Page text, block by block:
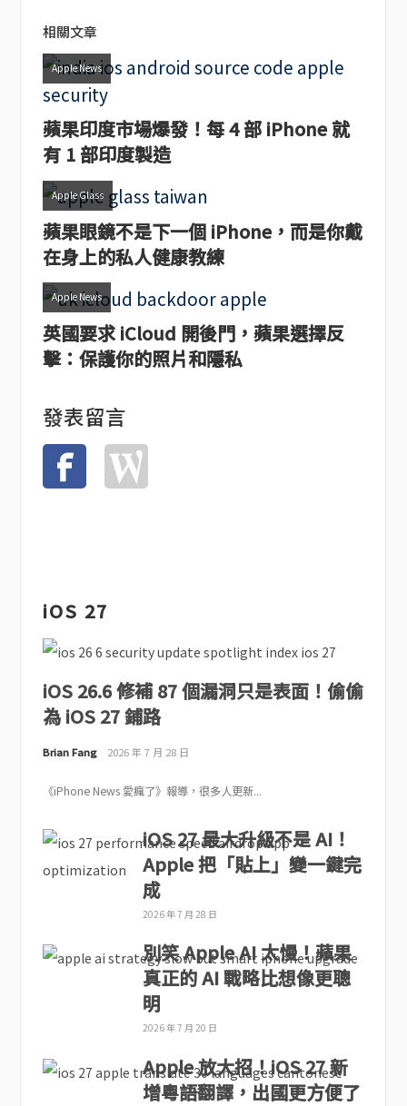
相關文章
Apple News
蘋果印度市場爆發！每 4 部 iPhone 就
有 1 部印度製造
Apple Glass
蘋果眼鏡不是下一個 iPhone，而是你戴
在身上的私人健康教練
Apple News
英國要求 iCloud 開後門，蘋果選擇反
擊：保護你的照片和隱私
發表留言
iOS 27
iOS 26.6 修補 87 個漏洞只是表面！偷偷
為 iOS 27 鋪路
Brian Fang 2026 年 7 月 28 日
《iPhone News 愛瘋了》報導，很多人更新...
iOS 27 最大升級不是 AI！
Apple 把「貼上」變一鍵完
成
2026 年 7 月 28 日
別笑 Apple AI 太慢！蘋果
真正的 AI 戰略比想像更聰
明
2026 年 7 月 20 日
Apple 放大招！iOS 27 新
增粵語翻譯，出國更方便了